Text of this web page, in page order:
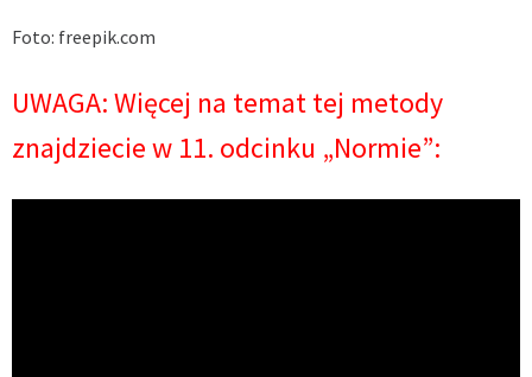
Foto: freepik.com
UWAGA: Więcej na temat tej metody
znajdziecie w 11. odcinku „Normie”: